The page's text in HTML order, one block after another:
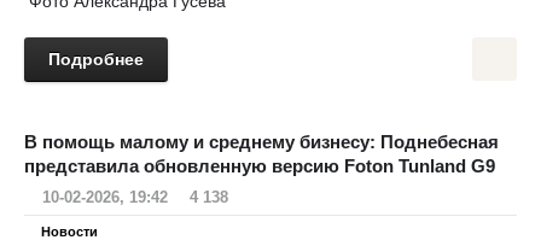
Подробнее
В помощь малому и среднему бизнесу: Поднебесная
представила обновленную версию Foton Tunland G9
10-02-2026, 19:42 4 138
Новости